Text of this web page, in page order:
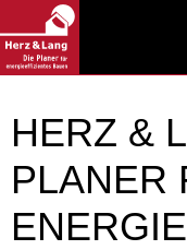
HERZ &
PLANER